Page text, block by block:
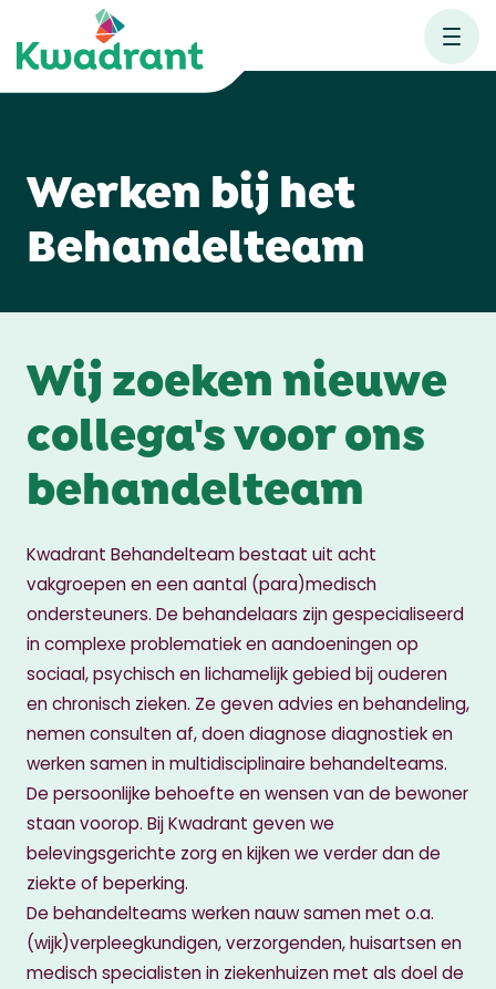
Werken bij het
Behandelteam
Wij zoeken nieuwe
collega's voor ons
behandelteam
Kwadrant Behandelteam bestaat uit acht
vakgroepen en een aantal (para)medisch
ondersteuners. De behandelaars zijn gespecialiseerd
in complexe problematiek en aandoeningen op
sociaal, psychisch en lichamelijk gebied bij ouderen
en chronisch zieken. Ze geven advies en behandeling,
nemen consulten af, doen diagnose diagnostiek en
werken samen in multidisciplinaire behandelteams.
De persoonlijke behoefte en wensen van de bewoner
staan voorop. Bij Kwadrant geven we
belevingsgerichte zorg en kijken we verder dan de
ziekte of beperking.
De behandelteams werken nauw samen met o.a.
(wijk)verpleegkundigen, verzorgenden, huisartsen en
medisch specialisten in ziekenhuizen met als doel de